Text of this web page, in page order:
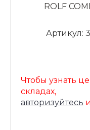
ROLF
Артикул:
Чтобы узнать
складах,
авторизуйтесь